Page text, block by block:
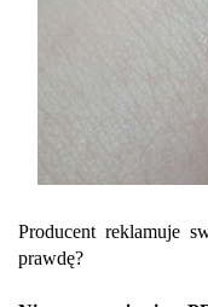
Producent reklamuje
prawdę?